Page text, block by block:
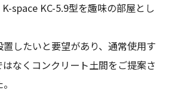
space KC-5.9型を趣味の部屋とし
したいと要望があり、通常使用す
なくコンクリート土間をご提案さ